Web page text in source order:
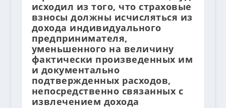
исходил из того, что страховые
взносы должны исчисляться из
дохода индивидуального
предпринимателя,
уменьшенного на величину
фактически произведенных им
и документально
подтвержденных расходов,
непосредственно связанных с
извлечением дохода